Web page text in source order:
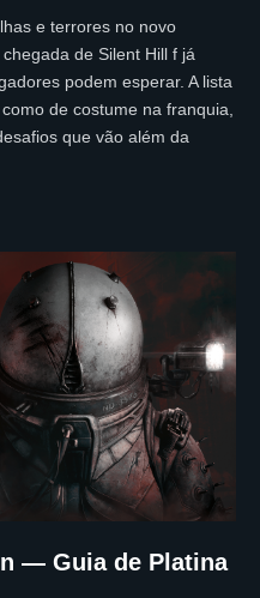
e terrores no novo
de Silent Hill f já
podem esperar. A lista
de costume na franquia,
que vão além da
— Guia de Platina